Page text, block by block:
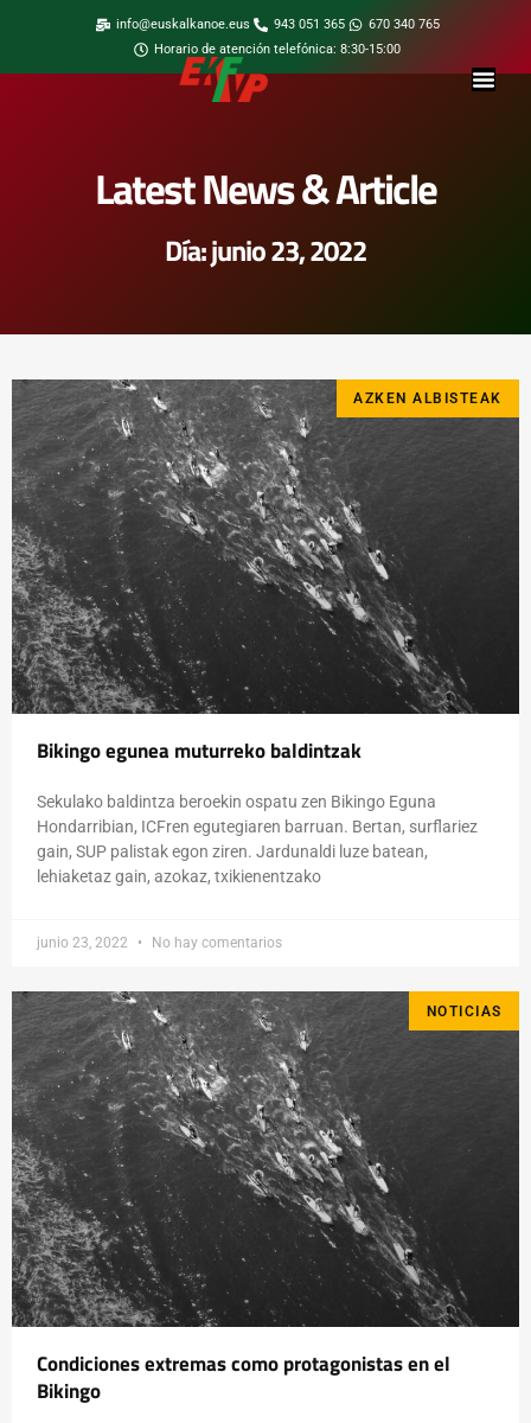
info@euskalkanoe.eus 943 051 365
670 340 765
Horario de atención telefónica: 8:30-15:00
Latest News & Article
Día: junio 23, 2022
AZKEN ALBISTEAK
Bikingo egunea muturreko baldintzak
Sekulako baldintza beroekin ospatu zen Bikingo Eguna
Hondarribian, ICFren egutegiaren barruan. Bertan, surflariez
gain, SUP palistak egon ziren. Jardunaldi luze batean,
lehiaketaz gain, azokaz, txikienentzako
junio 23, 2022 No hay comentarios
NOTICIAS
Condiciones extremas como protagonistas en el
Bikingo